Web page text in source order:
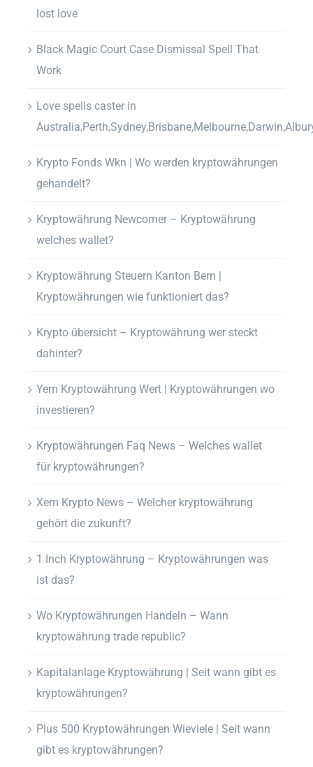
lost love
Black Magic Court Case Dismissal Spell That
Work
Love spells caster in
Krypto Fonds Wkn | Wo werden kryptowährungen
gehandelt?
Kryptowährung Newcomer – Kryptowährung
welches wallet?
Kryptowährung Steuern Kanton Bern |
Kryptowährungen wie funktioniert das?
Krypto übersicht – Kryptowährung wer steckt
dahinter?
Yem Kryptowährung Wert | Kryptowährungen wo
investieren?
Kryptowährungen Faq News – Welches wallet
für kryptowährungen?
Xem Krypto News – Welcher kryptowährung
gehört die zukunft?
1 Inch Kryptowährung – Kryptowährungen was
ist das?
Wo Kryptowährungen Handeln – Wann
kryptowährung trade republic?
Kapitalanlage Kryptowährung | Seit wann gibt es
kryptowährungen?
Plus 500 Kryptowährungen Wieviele | Seit wann
gibt es kryptowährungen?